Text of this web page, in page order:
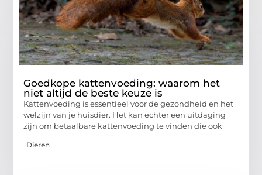
Goedkope kattenvoeding: waarom het
niet altijd de beste keuze is
Kattenvoeding is essentieel voor de gezondheid en het
welzijn van je huisdier. Het kan echter een uitdaging
zijn om betaalbare kattenvoeding te vinden die ook
Dieren